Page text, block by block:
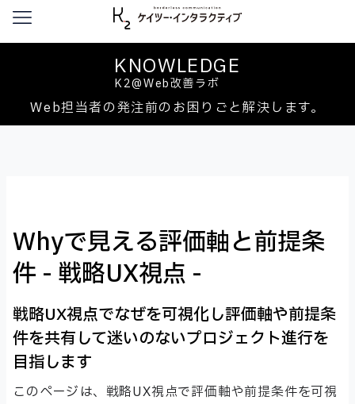
本文へ移動
KNOWLEDGE
K2@Web改善ラボ
Web担当者の発注前のお困りごと解決します。
Whyで見える評価軸と前提条
件 - 戦略UX視点 -
戦略UX視点でなぜを可視化し評価軸や前提条
件を共有して迷いのないプロジェクト進行を
目指します
このページは、戦略UX視点で評価軸や前提条件を可視